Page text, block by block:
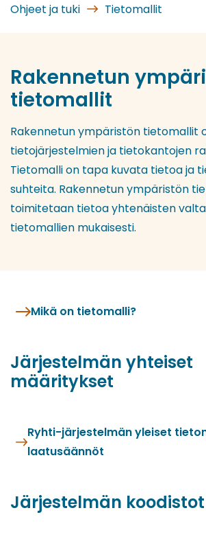
Ohjeet ja tuki Tietomallit
Rakennetun
tietomallit
Rakennetun ympäristön tietomallit
tietojärjestelmien ja tietokantojen
Tietomalli on tapa kuvata tietoa ja
suhteita. Rakennetun ympäristön
toimitetaan tietoa yhtenäisten
tietomallien mukaisesti.
Mikä on tietomalli?
Järjestelmän yhteiset
määritykset
Ryhti-järjestelmän yleiset
laatusäännöt
Järjestelmän koodistot